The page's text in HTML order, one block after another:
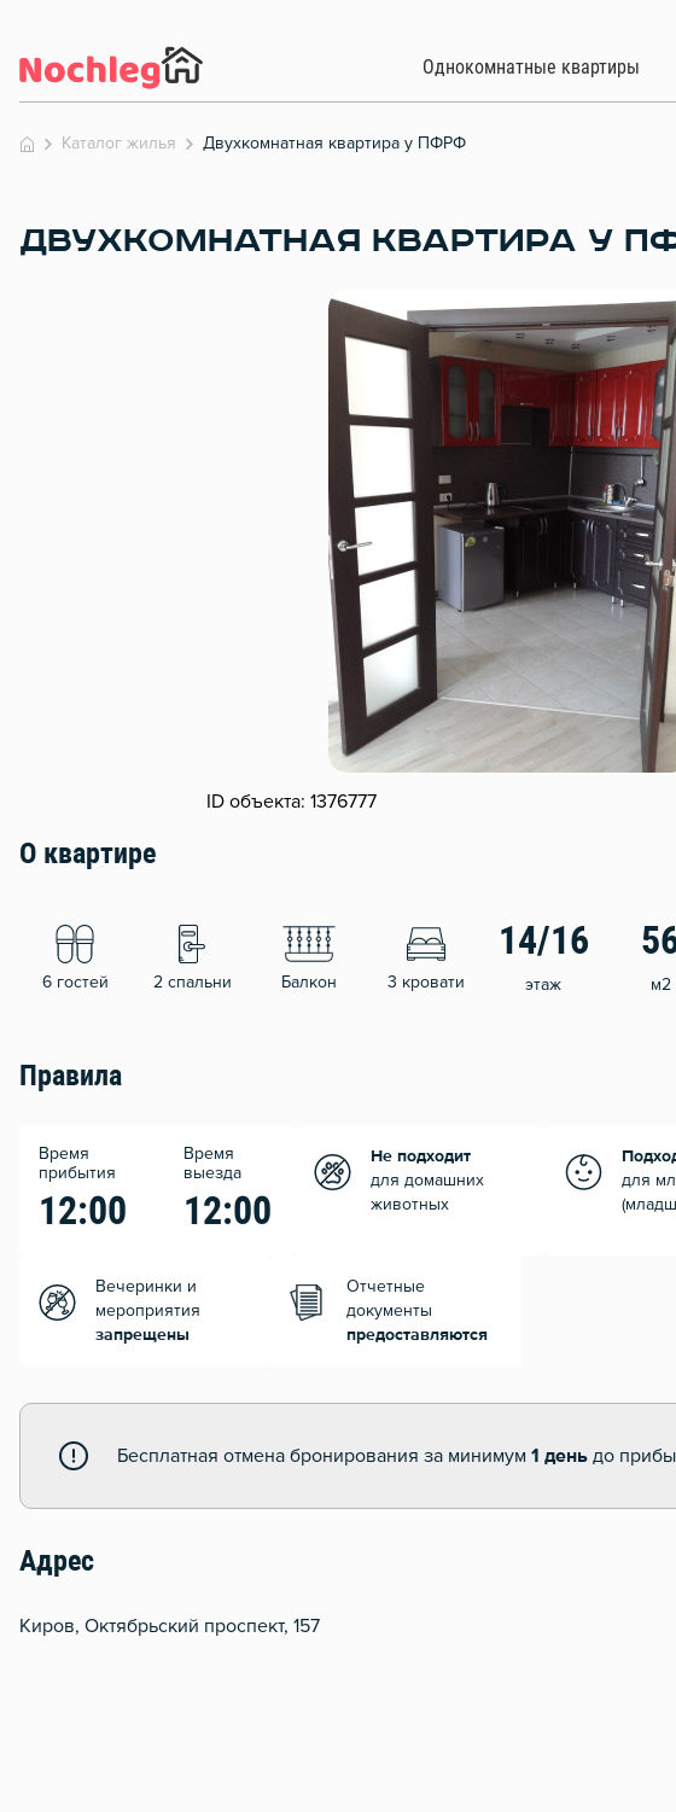
Однокомнатные квартиры
Каталог жилья Двухкомнатная квартира у ПФРФ
ДВУХКОМНАТНАЯ КВАРТИРА У
ID объекта: 1376777
О квартире
6 гостей 2 спальни Балкон 3 кровати
14/16
этаж м2
Правила
Время
прибытия
12:00
Время
выезда
12:00
Не подходит
для домашних
животных
для
Вечеринки и
мероприятия
запрещены
Отчетные
документы
предоставляются
Бесплатная отмена бронирования за минимум 1 день до
Адрес
Киров, Октябрьский проспект, 157